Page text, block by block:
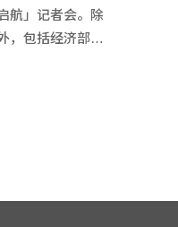
航」记者会。除
，包括经济部沉
场记者会，一起